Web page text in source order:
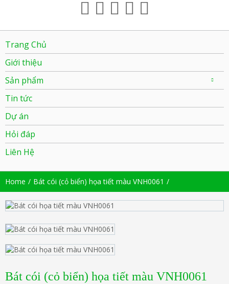
Trang Chủ
Giới thiệu
Sản phẩm
Tin tức
Dự án
Hỏi đáp
Liên Hệ
Home Bát cói (cỏ biển) họa tiết màu VNH0061
Bát cói (cỏ biển) họa tiết màu VNH0061